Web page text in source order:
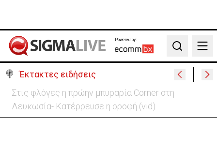
Powered by:
Search
Έκτακτες ειδήσεις
ΗΠΑ: Πυροβολισμοί στη Βόρεια Καρολίνα – Νεκροί
και τραυματίες